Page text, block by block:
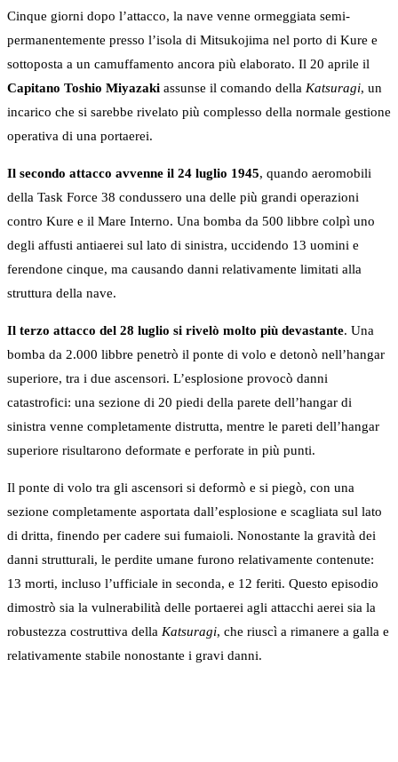
Cinque giorni dopo l’attacco, la nave venne ormeggiata semi-
permanentemente presso l’isola di Mitsukojima nel porto di Kure e
sottoposta a un camuffamento ancora più elaborato. Il 20 aprile il
Capitano Toshio Miyazaki assunse il comando della Katsuragi, un
incarico che si sarebbe rivelato più complesso della normale gestione
operativa di una portaerei.
Il secondo attacco avvenne il 24 luglio 1945, quando aeromobili
della Task Force 38 condussero una delle più grandi operazioni
contro Kure e il Mare Interno. Una bomba da 500 libbre colpì uno
degli affusti antiaerei sul lato di sinistra, uccidendo 13 uomini e
ferendone cinque, ma causando danni relativamente limitati alla
struttura della nave.
Il terzo attacco del 28 luglio si rivelò molto più devastante. Una
bomba da 2.000 libbre penetrò il ponte di volo e detonò nell’hangar
superiore, tra i due ascensori. L’esplosione provocò danni
catastrofici: una sezione di 20 piedi della parete dell’hangar di
sinistra venne completamente distrutta, mentre le pareti dell’hangar
superiore risultarono deformate e perforate in più punti.
Il ponte di volo tra gli ascensori si deformò e si piegò, con una
sezione completamente asportata dall’esplosione e scagliata sul lato
di dritta, finendo per cadere sui fumaioli. Nonostante la gravità dei
danni strutturali, le perdite umane furono relativamente contenute:
13 morti, incluso l’ufficiale in seconda, e 12 feriti. Questo episodio
dimostrò sia la vulnerabilità delle portaerei agli attacchi aerei sia la
robustezza costruttiva della Katsuragi, che riuscì a rimanere a galla e
relativamente stabile nonostante i gravi danni.